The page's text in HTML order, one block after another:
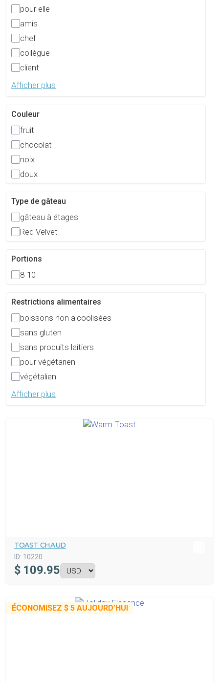
pour elle
amis
chef
collègue
client
Afficher plus
Couleur
fruit
chocolat
noix
doux
Type de gâteau
gâteau à étages
Red Velvet
Portions
8-10
Restrictions alimentaires
boissons non alcoolisées
sans gluten
sans produits laitiers
pour végétarien
végétalien
Afficher plus
TOAST CHAUD
ID: 10220
$ 109.95
ÉCONOMISEZ $ 5 AUJOURD’HUI